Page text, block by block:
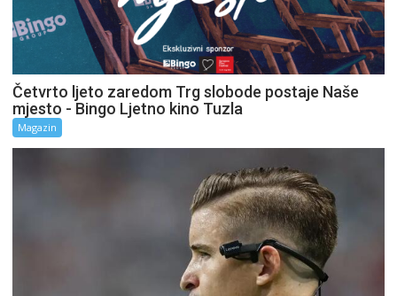
Četvrto ljeto zaredom Trg slobode postaje Naše
mjesto - Bingo Ljetno kino Tuzla
Magazin